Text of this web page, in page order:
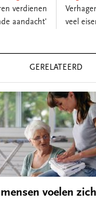
verdienen
aandacht'
veel
GERELATEERD
voelen